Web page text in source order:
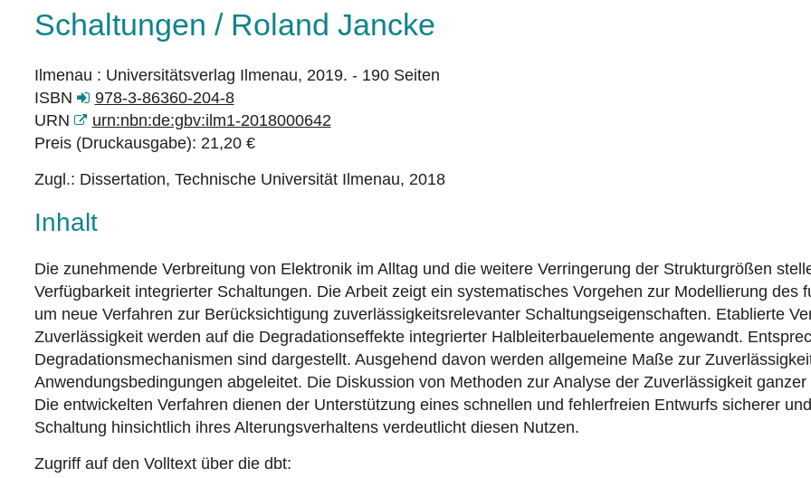
Schaltungen / Roland Jancke
Ilmenau : Universitätsverlag Ilmenau, 2019. - 190 Seiten
ISBN
978-3-86360-204-8
URN
urn:nbn:de:gbv:ilm1-2018000642
Preis (Druckausgabe): 21,20 €
Zugl.: Dissertation, Technische Universität Ilmenau, 2018
Inhalt
Die zunehmende Verbreitung von Elektronik im Alltag und die weitere Verringerung der Strukturgrößen
Verfügbarkeit integrierter Schaltungen. Die Arbeit zeigt ein systematisches Vorgehen zur Modellierung des
um neue Verfahren zur Berücksichtigung zuverlässigkeitsrelevanter Schaltungseigenschaften. Etablierte
Zuverlässigkeit werden auf die Degradationseffekte integrierter Halbleiterbauelemente angewandt.
Degradationsmechanismen sind dargestellt. Ausgehend davon werden allgemeine Maße zur
Anwendungsbedingungen abgeleitet. Die Diskussion von Methoden zur Analyse der Zuverlässigkeit
Die entwickelten Verfahren dienen der Unterstützung eines schnellen und fehlerfreien Entwurfs sicherer
Schaltung hinsichtlich ihres Alterungsverhaltens verdeutlicht diesen Nutzen.
Zugriff auf den Volltext über die dbt: